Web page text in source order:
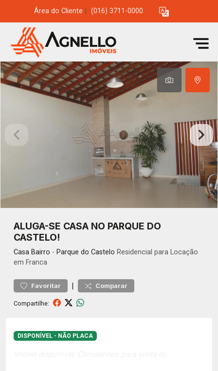
Área do Cliente (016) 3711-0000
ALUGA-SE CASA NO PARQUE DO
CASTELO!
Casa Bairro - Parque do Castelo Residencial para Locação
em Franca
Favoritar | Comparar
Compartilhe:
DISPONÍVEL - NÃO PLACA